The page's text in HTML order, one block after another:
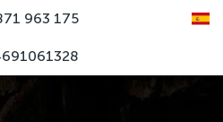
963 175